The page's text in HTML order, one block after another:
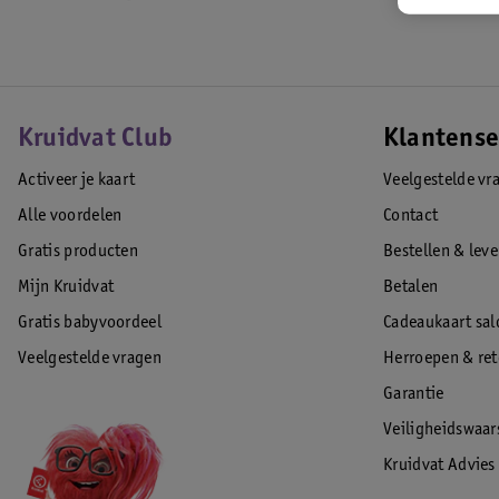
functionaliteiten.
Contactinformatie
Contactnaam: Sporttrader B.V.
Communicatieadres: Twekkelerweg 263, 7553 LZ, Hengelo, Nederland
EAN code:8720828507124
Kruidvat Club
Activeer je kaart
Alle voordelen
Gratis producten
Mijn Kruidvat
Gratis babyvoordeel
Veelgestelde vragen
Veelgestelde
Contact
Bestellen &
Betalen
Cadeaukaart
Herroepen &
Garantie
Kruidvat Advies